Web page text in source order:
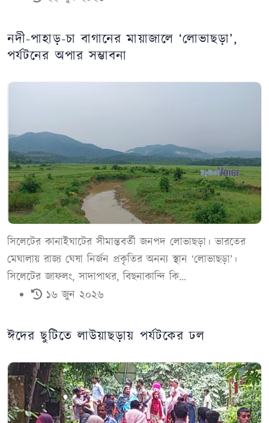
নদী-পাহাড়-চা বাগানের মায়াজালে ‘লোভাছড়া’,
পর্যটনের অপার সম্ভাবনা
সিলেটের কানাইঘাটের সীমান্তবর্তী জনপদ লোভাছড়া। ভারতের
মেঘালায় রাজ্য ঘেষা নির্জন প্রকৃতির অনন্য স্থান ‘লোভাছড়া’।
সিলেটের জাফলং, সাদাপাথর, বিছনাকান্দি কি...
১৬ জুন ২০২৬
ঈদের ছুটিতে লাউয়াছড়ায় পর্যটকের ঢল